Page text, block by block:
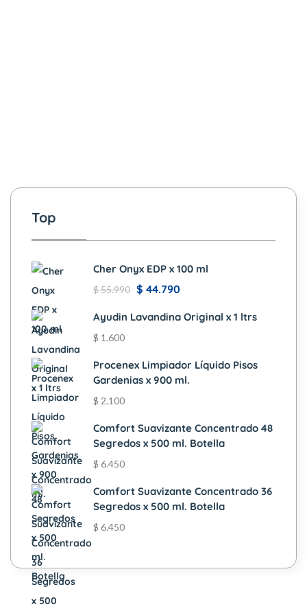
Top
Cher Onyx EDP x 100 ml
$55.990 $ 44.790
Ayudin Lavandina Original x 1 ltrs
$ 1.600
Procenex Limpiador Líquido Pisos
Gardenias x 900 ml.
$ 2.100
Comfort Suavizante Concentrado 48
Segredos x 500 ml. Botella
$ 6.450
Comfort Suavizante Concentrado 36
Segredos x 500 ml. Botella
$ 6.450